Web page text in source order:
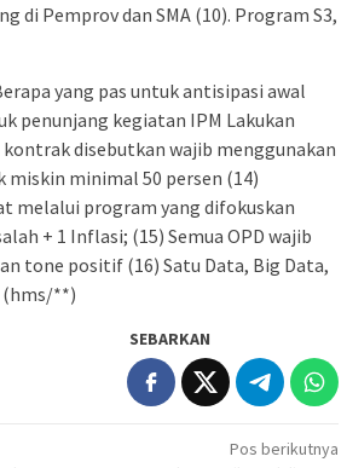
di Pemprov dan SMA (10). Program S3,
yang pas untuk antisipasi awal
penunjang kegiatan IPM Lakukan
disebutkan wajib menggunakan
minimal 50 persen (14)
melalui program yang difokuskan
+ 1 Inflasi; (15) Semua OPD wajib
tone positif (16) Satu Data, Big Data,
(hms/**)
SEBARKAN
Pos berikutnya